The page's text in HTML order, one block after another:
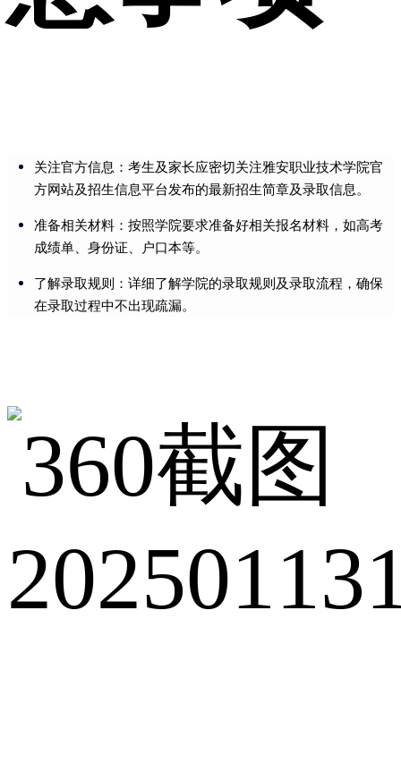
关注官方信息：考生及家长应密切关注雅安职业技术学院官
方网站及招生信息平台发布的最新招生简章及录取信息。
准备相关材料：按照学院要求准备好相关报名材料，如高考
成绩单、身份证、户口本等。
了解录取规则：详细了解学院的录取规则及录取流程，确保
在录取过程中不出现疏漏。